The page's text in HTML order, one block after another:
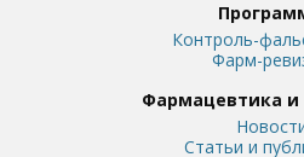
Контроль-
Фарм-
Фармацевтика
Статьи и